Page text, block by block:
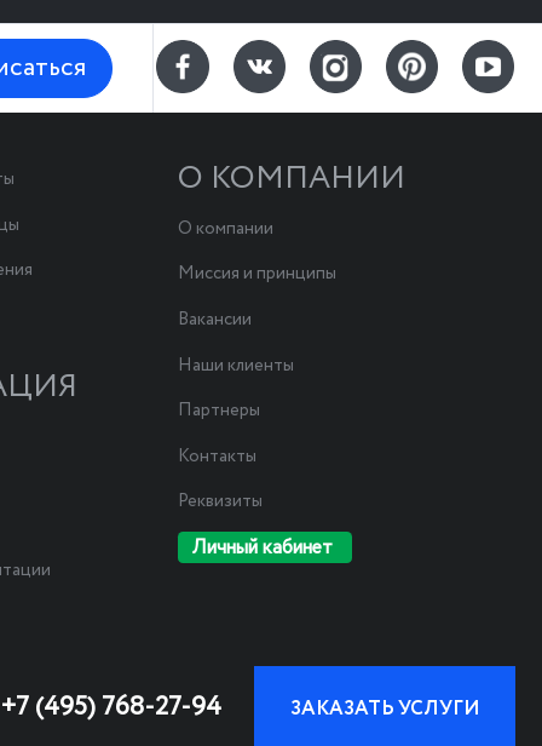
О КОМПАНИИ
О компании
Миссия и принципы
Вакансии
Наши клиенты
Партнеры
Контакты
Реквизиты
Личный кабинет
+7 (495) 768-27-94 ЗАКАЗАТЬ УСЛУГИ